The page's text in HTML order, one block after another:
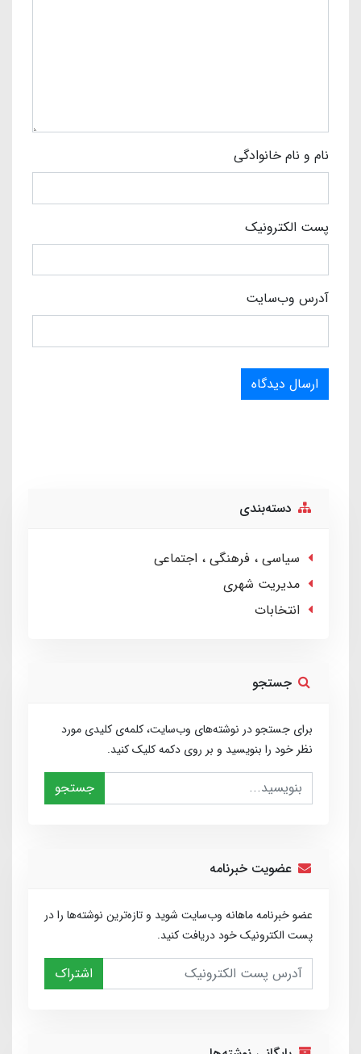
نام و نام خانوادگی
پست الکترونیک
آدرس وب‌سایت
ارسال دیدگاه
دسته‌بندی
سیاسی ، فرهنگی ، اجتماعی
مدیریت شهری
انتخابات
جستجو
برای جستجو در نوشته‌های وب‌سایت، کلمه‌ی کلیدی مورد
نظر خود را بنویسید و بر روی دکمه کلیک کنید.
جستجو
عضویت خبرنامه
عضو خبرنامه ماهانه وب‌سایت شوید و تازه‌ترین نوشته‌ها را در
پست الکترونیک خود دریافت کنید.
اشتراک